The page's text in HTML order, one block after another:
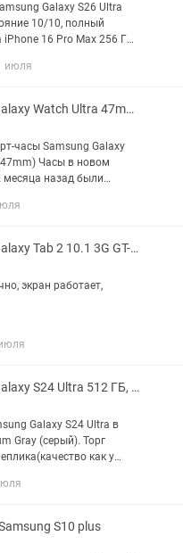
Galaxy S26 Ultra
10/10, полный
iPhone 16 Pro Max 256 ГБ
июля
Samsung Galaxy Watch Ultra 47mm Titanium Gray 2 версия
часы Samsung Galaxy
Часы в новом
месяца назад были
Увеличенный
Samsung Galaxy Tab 2 10.1 3G GT-P5100 White
экран работает,
Samsung Galaxy S24 Ultra 512 ГБ, Titanium Gray
Galaxy S24 Ultra в
Gray (серый). Торг
как у
состоянии,
S10 plus